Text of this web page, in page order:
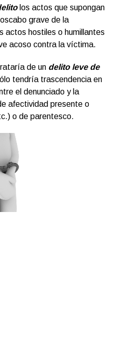
los actos que supongan
grave de la
actos hostiles o humillantes
acoso contra la víctima.
de un delito leve de
tendría trascendencia en
el denunciado y la
afectividad presente o
o de parentesco.